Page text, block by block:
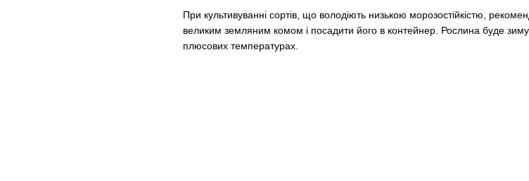
При культивуванні сортів, що володіють низькою морозостійкістю,
великим земляним комом і посадити його в контейнер. Рослина буде
плюсових температурах.